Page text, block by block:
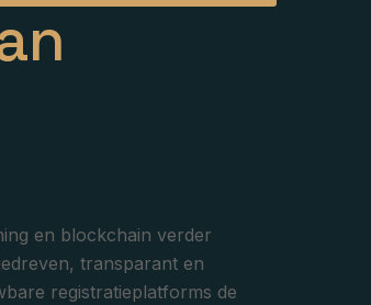
en blockchain verder
transparant en
registratieplatforms de